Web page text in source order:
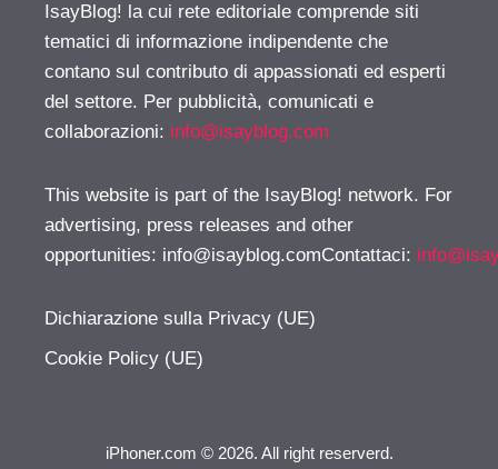
IsayBlog! la cui rete editoriale comprende siti
tematici di informazione indipendente che
contano sul contributo di appassionati ed esperti
del settore. Per pubblicità, comunicati e
collaborazioni: info@isayblog.com
This website is part of the IsayBlog! network. For
advertising, press releases and other
opportunities: info@isayblog.comContattaci:
Dichiarazione sulla Privacy (UE)
Cookie Policy (UE)
iPhoner.com © 2026. All right reserverd.